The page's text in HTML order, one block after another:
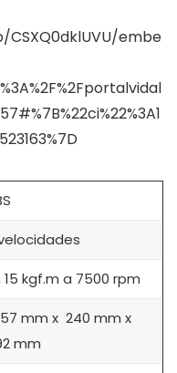
embe
15 kgf.m a 7500 rpm
mm x 240 mm x
mm